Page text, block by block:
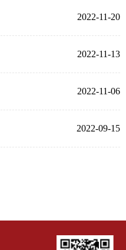
2022-11-20
2022-11-13
2022-11-06
2022-09-15